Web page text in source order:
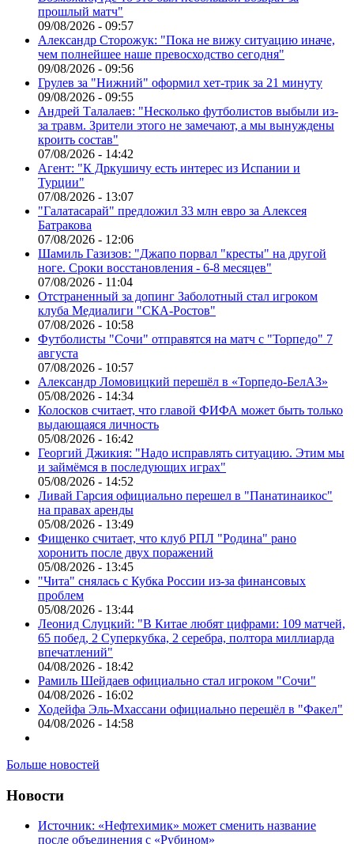
прошлый матч"
09/08/2026 - 09:57
Александр Сторожук: "Пока не вижу ситуацию иначе,
чем полнейшее наше превосходство сегодня"
09/08/2026 - 09:56
Грулев за "Нижний" оформил хет-трик за 21 минуту
09/08/2026 - 09:55
Андрей Талалаев: "Несколько футболистов выбыли из-
за травм. Зрители этого не замечают, а мы вынуждены
кроить состав"
07/08/2026 - 14:42
Агент: "К Дркушичу есть интерес из Испании и
Турции"
07/08/2026 - 13:07
"Галатасарай" предложил 33 млн евро за Алексея
Батракова
07/08/2026 - 12:06
Шамиль Газизов: "Джапо порвал "кресты" на другой
ноге. Сроки восстановления - 6-8 месяцев"
07/08/2026 - 11:04
Отстраненный за допинг Заболотный стал игроком
клуба Медиалиги "СКА-Ростов"
07/08/2026 - 10:58
Футболисты "Сочи" отправятся на матч с "Торпедо" 7
августа
07/08/2026 - 10:57
Александр Ломовицкий перешёл в «Торпедо-БелАЗ»
05/08/2026 - 14:34
Колосков считает, что главой ФИФА может быть только
выдающаяся личность
05/08/2026 - 16:42
Георгий Джикия: "Надо исправлять ситуацию. Этим мы
и займёмся в последующих играх"
05/08/2026 - 14:52
Ливай Гарсия официально перешел в "Панатинаикос"
на правах аренды
05/08/2026 - 13:49
Фищенко считает, что клуб РПЛ "Родина" рано
хоронить после двух поражений
05/08/2026 - 13:45
"Чита" снялась с Кубка России из-за финансовых
проблем
05/08/2026 - 13:44
Леонид Слуцкий: "В Китае любят цифрами: 109 матчей,
65 побед, 2 Суперкубка, 2 серебра, полтора миллиарда
впечатлений"
04/08/2026 - 18:42
Рамиль Шейдаев официально стал игроком "Сочи"
04/08/2026 - 16:02
Ходейфа Эль-Мхассани официально перешёл в "Факел"
04/08/2026 - 14:58
Больше новостей
Новости
Источник: «Нефтехимик» может сменить название
после объединения с «Рубином»